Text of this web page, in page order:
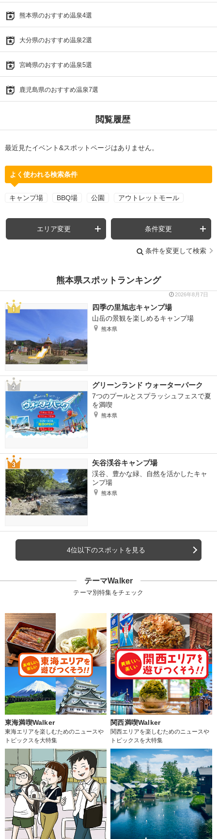
熊本県のおすすめ温泉4選
大分県のおすすめ温泉2選
宮崎県のおすすめ温泉5選
鹿児島県のおすすめ温泉7選
閲覧履歴
最近見たイベント&スポットページはありません。
よく使われる検索条件
キャンプ場 BBQ場 公園 アウトレットモール
エリア変更 条件変更
条件を変更して検索
熊本県スポットランキング
2026年8月7日
四季の里旭志キャンプ場
山岳の景観を楽しめるキャンプ場
熊本県
グリーンランド ウォーターパーク
7つのプールとスプラッシュフェスで夏
を満喫
熊本県
矢谷渓谷キャンプ場
渓谷、豊かな緑、自然を活かしたキャ
ンプ場
熊本県
4位以下のスポットを見る
テーマWalker
テーマ別特集をチェック
東海満喫Walker
東海エリアを楽しむためのニュースや
トピックスを大特集
関西満喫Walker
関西エリアを楽しむためのニュースや
トピックスを大特集